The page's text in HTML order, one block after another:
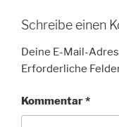
Schreibe einen
Deine E-Mail-
Erforderliche
Kommentar*